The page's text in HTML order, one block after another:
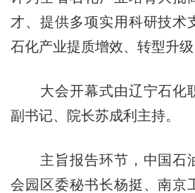
才、提供多项实用科研技术
石化产业提质增效、转型升级
大会开幕式由辽宁石化
副书记、院长苏成利主持。
主旨报告环节，中国石
会园区委秘书长杨挺、南京